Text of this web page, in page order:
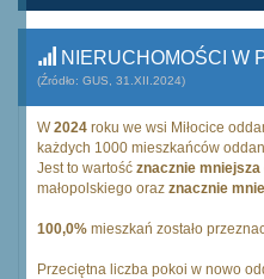
NIERUCHOMOŚCI W
(Źródło: GUS, 31.XII.2024)
W2024 roku we wsi Miłocice
każdych 1000 mieszkańców
Jest to wartość znacznie mniejsza
małopolskiego oraz znacznie
100,0% mieszkań zostało
Przeciętna liczba pokoi w nowo